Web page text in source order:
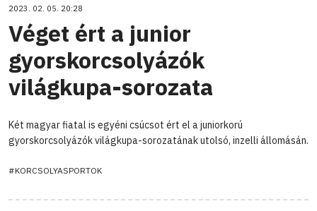
2023. 02. 05. 20:28
Véget ért a junior
gyorskorcsolyázók
világkupa-sorozata
Két magyar fiatal is egyéni csúcsot ért el a juniorkorú
gyorskorcsolyázók világkupa-sorozatának utolsó, inzelli állomásán.
#KORCSOLYASPORTOK